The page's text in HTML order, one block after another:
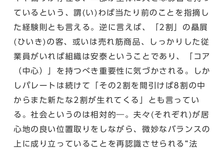
ているという、謂(い)わば当たり前のことを指摘し
た経験則とも言える。逆に言えば、「2割」の贔屓
(ひいき)の客、或いは売れ筋商品、しっかりした従
業員がいれば組織は安泰ということであり、「コア
（中心）」を持つべき重要性に気づかされる。しか
しパレートは続けて「その2割を間引けば8割の中
からまた新たな2割が生れてくる」とも言ってい
る。社会というのは相対的―。夫々(それぞれ)が居
心地の良い位置取りをしながら、微妙なバランスの
上に成り立っていることを再認識させられる“法